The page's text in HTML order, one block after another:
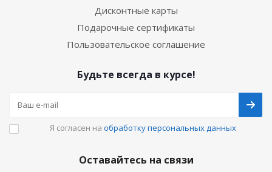
Дисконтные карты
Подарочные сертификаты
Пользовательское соглашение
Будьте всегда в курсе!
Я согласен на обработку персональных данных
Оставайтесь на связи